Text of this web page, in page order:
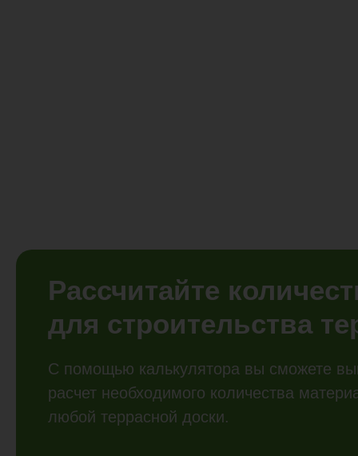
Рассчитайте
для строительства
С помощью калькулятора вы сможете
расчет необходимого количества
любой террасной доски.